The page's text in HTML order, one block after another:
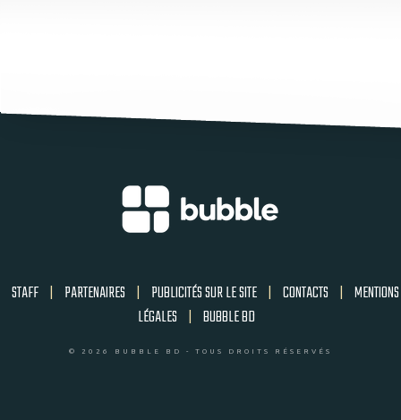
STAFF | PARTENAIRES | PUBLICITÉS SUR LE SITE | CONTACTS | MENTIONS
LÉGALES | BUBBLE BD
© 2026 BUBBLE BD - TOUS DROITS RÉSERVÉS